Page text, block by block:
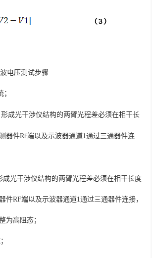
电压测试步骤
形成光干涉仪结构的两臂光程差必须在相干长
器件RF端以及示波器通道1通过三通器件连
成光干涉仪结构的两臂光程差必须在相干长度
件RF端以及示波器通道1通过三通器件连接，
为高阻态；